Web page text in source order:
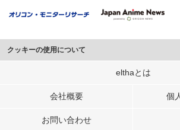
クッキーの使用について
このサイトでは Cookie を使用して、ユーザーに合わ
行っています。
メディアや広告配信、データ解析の各パートナーに提
elthaとは
会社概要 個
お問い合わせ